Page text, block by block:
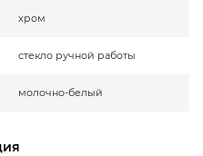
хром
стекло ручной работы
молочно-белый